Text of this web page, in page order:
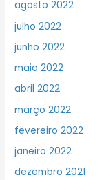
agosto 2022
julho 2022
junho 2022
maio 2022
abril 2022
março 2022
fevereiro 2022
janeiro 2022
dezembro 2021